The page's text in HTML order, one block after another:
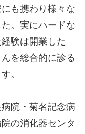
も携わり様々な
。実にハードな
験は開業した
を総合的に診る
。
院・菊名記念病
の消化器センタ